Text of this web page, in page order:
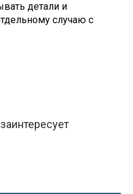
детали и
случаю с